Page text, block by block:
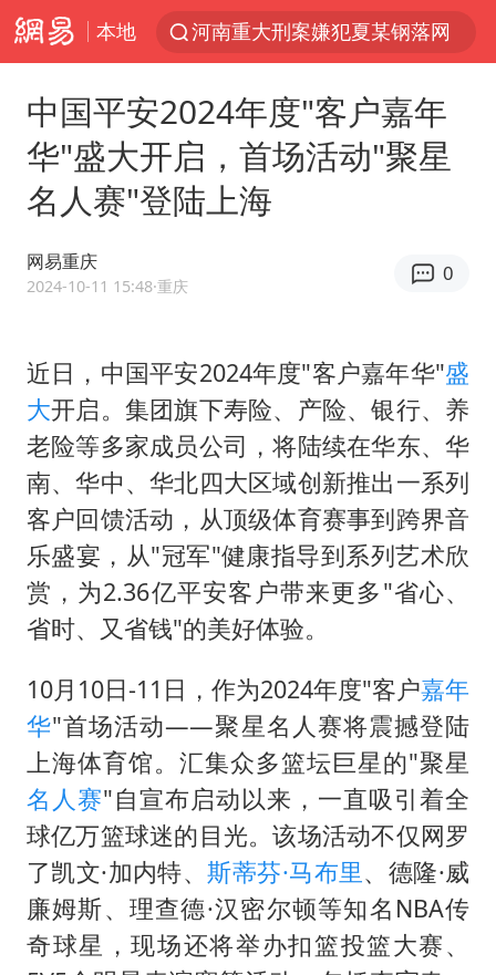
本地
河南重大刑案嫌犯夏某钢落网
光影经济撬动暑期消费新蓝海
马克·艾伦退出斯诺克中国公开赛
央视新主播李秋莹孙亚鹏亮相
梁家辉：到内地拍戏不是北上是回归
全民健身事业高质量发展
台当局重金为“台独”织“皇帝新衣”
几元成本的AI广告导致千万市值蒸发
老挝国会主席赛宋蓬逝世
白海豚将正面袭击贯穿浙江
酒店回应车内过夜被收150元
商场现钱学森巨幅海报 负责人回应
36岁男演员成景区NPC后人气爆棚
夏日经济乘“热”而上 消费市场向“新”而行
乐享全民健身 共筑健康中国
中国平安2024年度"客户嘉年
华"盛大开启，首场活动"聚星
名人赛"登陆上海
网易重庆
2024-10-11 15:48·重庆
0
近日，中国平安2024年度"客户嘉年华"盛
大开启。集团旗下寿险、产险、银行、养
老险等多家成员公司，将陆续在华东、华
南、华中、华北四大区域创新推出一系列
客户回馈活动，从顶级体育赛事到跨界音
乐盛宴，从"冠军"健康指导到系列艺术欣
赏，为2.36亿平安客户带来更多"省心、
省时、又省钱"的美好体验。
10月10日-11日，作为2024年度"客户嘉年
华"首场活动——聚星名人赛将震撼登陆
上海体育馆。汇集众多篮坛巨星的"聚星
名人赛"自宣布启动以来，一直吸引着全
球亿万篮球迷的目光。该场活动不仅网罗
了凯文·加内特、斯蒂芬·马布里、德隆·威
廉姆斯、理查德·汉密尔顿等知名NBA传
奇球星，现场还将举办扣篮投篮大赛、